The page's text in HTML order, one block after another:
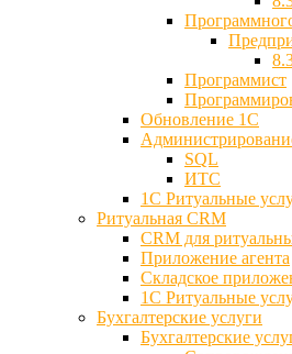
Программист
Обновление 1С
SQL
ИТС
1С Ритуальные
Ритуальная CRM
CRM для
Приложение агента
Складское
1С Ритуальные
Бухгалтерские услуги
Бухгалтерские